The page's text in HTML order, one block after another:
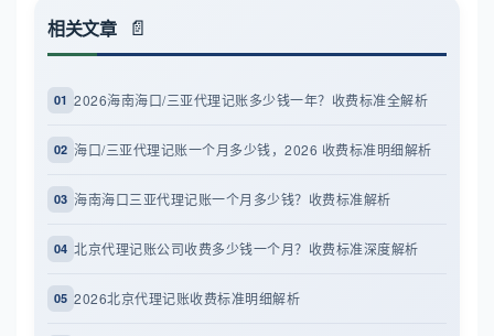
相关文章
01 2026海南海口/三亚代理记账多少钱一年？收费标准全解析
02 海口/三亚代理记账一个月多少钱，2026 收费标准明细解析
03 海南海口三亚代理记账一个月多少钱？收费标准解析
04 北京代理记账公司收费多少钱一个月？收费标准深度解析
05 2026北京代理记账收费标准明细解析